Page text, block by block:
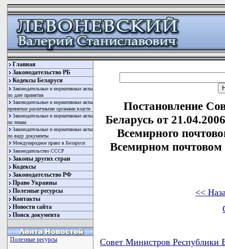
Главная
Законодательство РБ
Кодексы Беларуси
Законодательные и нормативные акты
по дате принятия
Законодательные и нормативные акты
принятые различными органами власти
Законодательные и нормативные акты
по темам
Законодательные и нормативные акты
по виду документы
Международное право в Беларуси
Законодательство СССР
Законы других стран
Кодексы
Законодательство РФ
Право Украины
Полезные ресурсы
Контакты
Новости сайта
Поиск документа
Полезные ресурсы
Постановление
Беларусь от
Всемирного
Всемирном почтовом
<<
Совет Министров Республики